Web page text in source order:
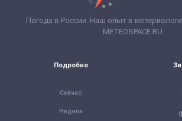
Погода в России. Наш опыт в
METEOSPACE.RU
Подробно
Сейчас
Неделя